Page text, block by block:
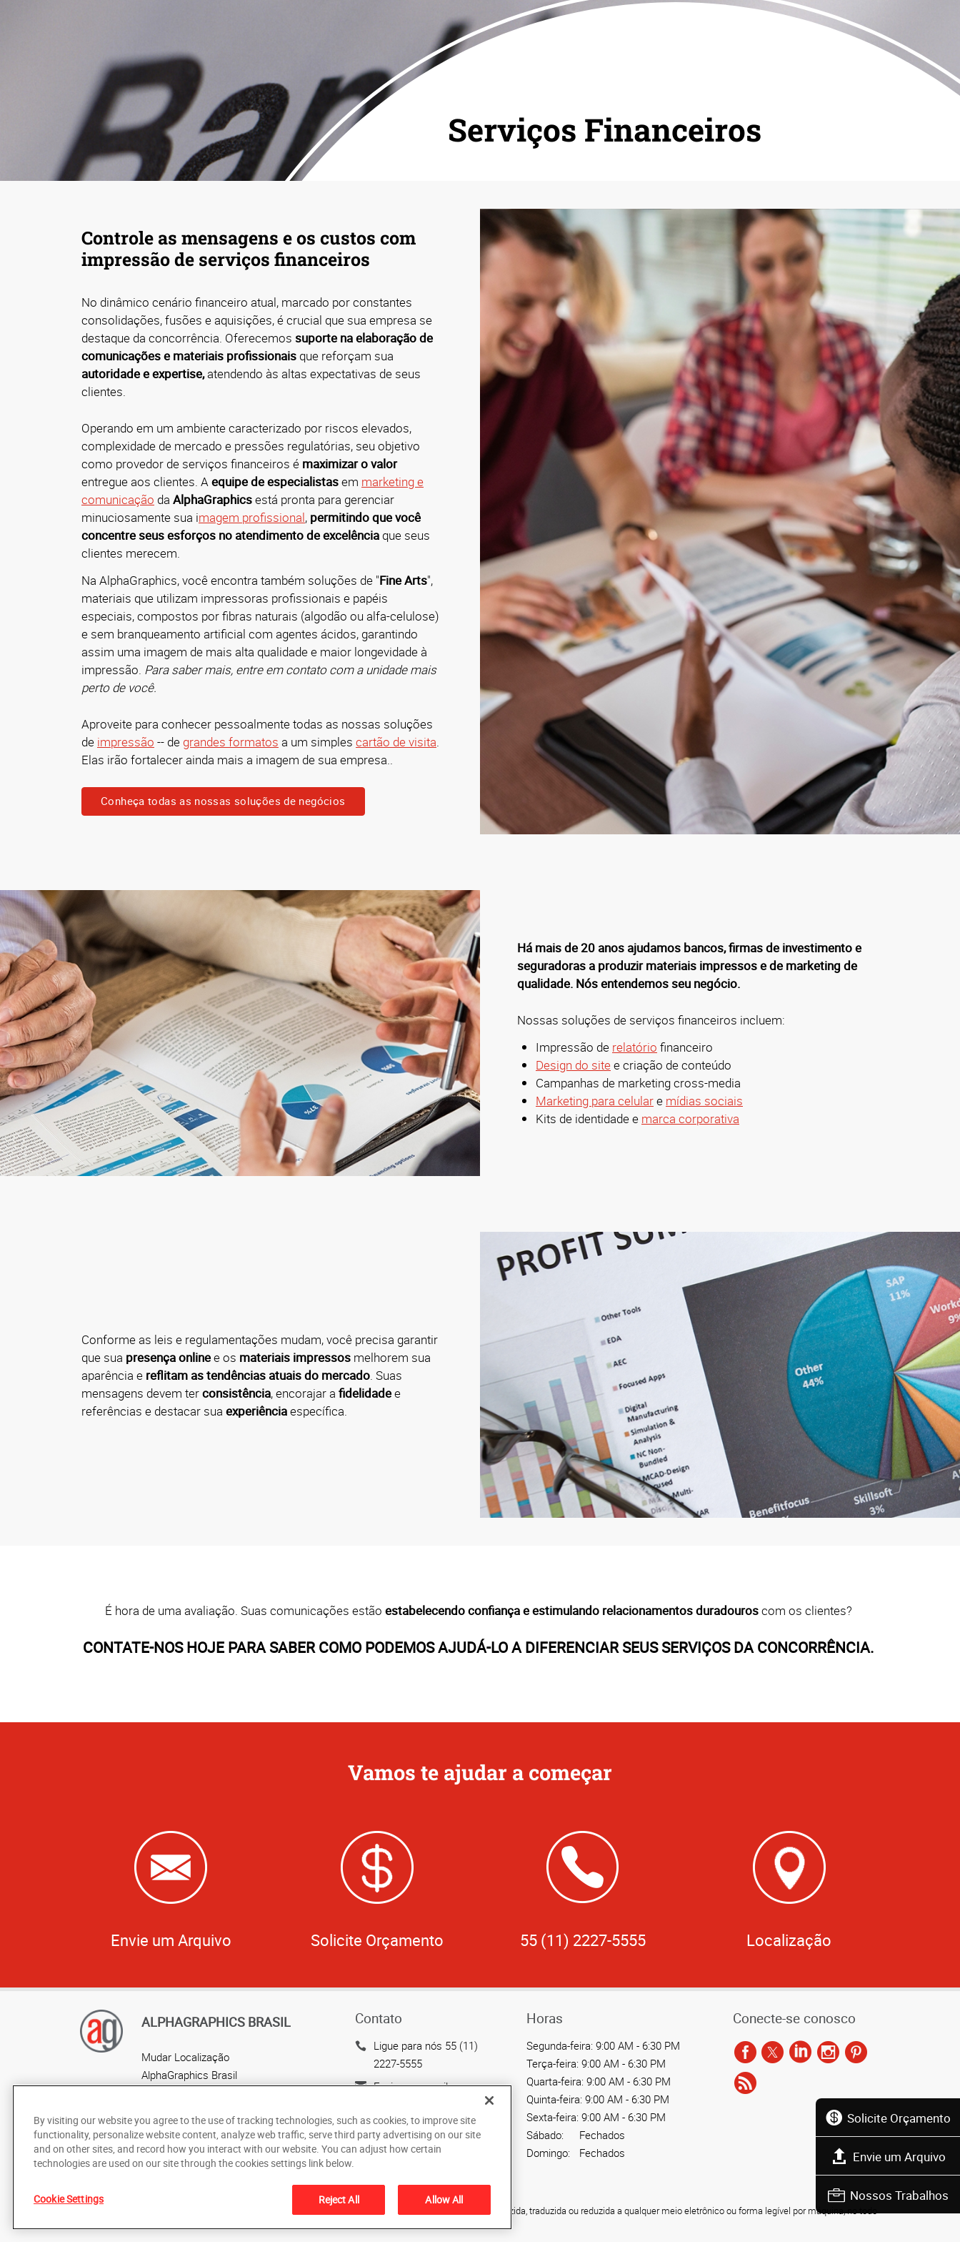
Solicite Orçamento
Envie um Arquivo
Nossos Trabalhos
Serviços Financeiros
Controle as mensagens e os custos com
impressão de serviços financeiros
No dinâmico cenário financeiro atual, marcado por constantes
consolidações, fusões e aquisições, é crucial que sua empresa se
destaque da concorrência. Oferecemos suporte na elaboração de
comunicações e materiais profissionais que reforçam sua
autoridade e expertise,atendendo às altas expectativas de seus
clientes.
Operando em um ambiente caracterizado por riscos elevados,
complexidade de mercado e pressões regulatórias, seu objetivo
como provedor de serviços financeiros é maximizar o valor
entregue aos clientes. Aequipe de especialistasem marketing e
comunicação da AlphaGraphicsestá pronta para gerenciar
minuciosamente sua imagem profissional, permitindo que você
concentre seus esforços no atendimento de excelência que seus
clientes merecem.
Na AlphaGraphics, você encontra também soluções de "Fine Arts",
materiais que utilizam impressoras profissionais e papéis
especiais, compostos por fibras naturais (algodão ou alfa-celulose)
e sem branqueamento artificial com agentes ácidos, garantindo
assim uma imagem de mais alta qualidade e maior longevidade à
impressão. Para saber mais, entre em contato com a unidade mais
perto de você.
Aproveite para conhecer pessoalmente todas as nossas soluções
de impressão -- de grandes formatos a um simples cartão de visita.
Elas irão fortalecer ainda mais a imagem de sua empresa..
Conheça todas as nossas soluções de negócios
Há mais de 20 anos ajudamos bancos, firmas de investimento e
seguradoras a produzir materiais impressos e de marketing de
qualidade. Nós entendemos seu negócio.
Nossas soluções de serviços financeiros incluem:
Impressão de relatório financeiro
Design do sitee criação de conteúdo
Campanhas de marketing cross-media
Marketing para celulare mídias sociais
Kits de identidade e marca corporativa
Conforme as leis e regulamentações mudam, você precisa garantir
que sua presença onlinee os materiais impressos melhorem sua
aparência e reflitam as tendências atuais do mercado. Suas
mensagens devem terconsistência, encorajar a fidelidadee
referências e destacar sua experiênciaespecífica.
É hora de uma avaliação. Suas comunicações estão estabelecendo confiança e estimulando relacionamentos duradouroscom os clientes?
CONTATE-NOS HOJE PARA SABER COMO PODEMOS AJUDÁ-LO A DIFERENCIAR SEUS SERVIÇOS DA CONCORRÊNCIA.
Vamos te ajudar a começar
Envie um Arquivo Solicite Orçamento 55 (11) 2227-5555 Localização
ALPHAGRAPHICS BRASIL
Mudar Localização
AlphaGraphics Brasil
Contato
Ligue para nós 55 (11)
2227-5555
Enviar um email
2208 - Tatuapé
São Paulo, SP 03401-001
Horas
Segunda-feira: 9:00 AM - 6:30 PM
Terça-feira: 9:00 AM - 6:30 PM
Quarta-feira: 9:00 AM - 6:30 PM
Quinta-feira: 9:00 AM - 6:30 PM
Sexta-feira: 9:00 AM - 6:30 PM
Sábado:
Fechados
Domingo:
Fechados
Conecte-se conosco
De acordo com as leis de direitos autorais, esta documentação não pode ser copiada, fotocopiada, reproduzida, traduzida ou reduzida a qualquer meio eletrônico ou forma legível por máquina, no todo
By visiting our website you agree to the use of tracking technologies, such as cookies, to improve site
functionality, personalize website content, analyze web traffic, serve third party advertising on our site
and on other sites, and record how you interact with our website. You can adjust how certain
technologies are used on our site through the cookies settings link below.
Cookie Settings Reject All Allow All